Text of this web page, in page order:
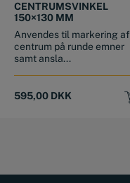
CENTRUMSVINKEL
150×130 MM
Anvendes til markering af
centrum på runde emner
samt ansla...
595,00 DKK